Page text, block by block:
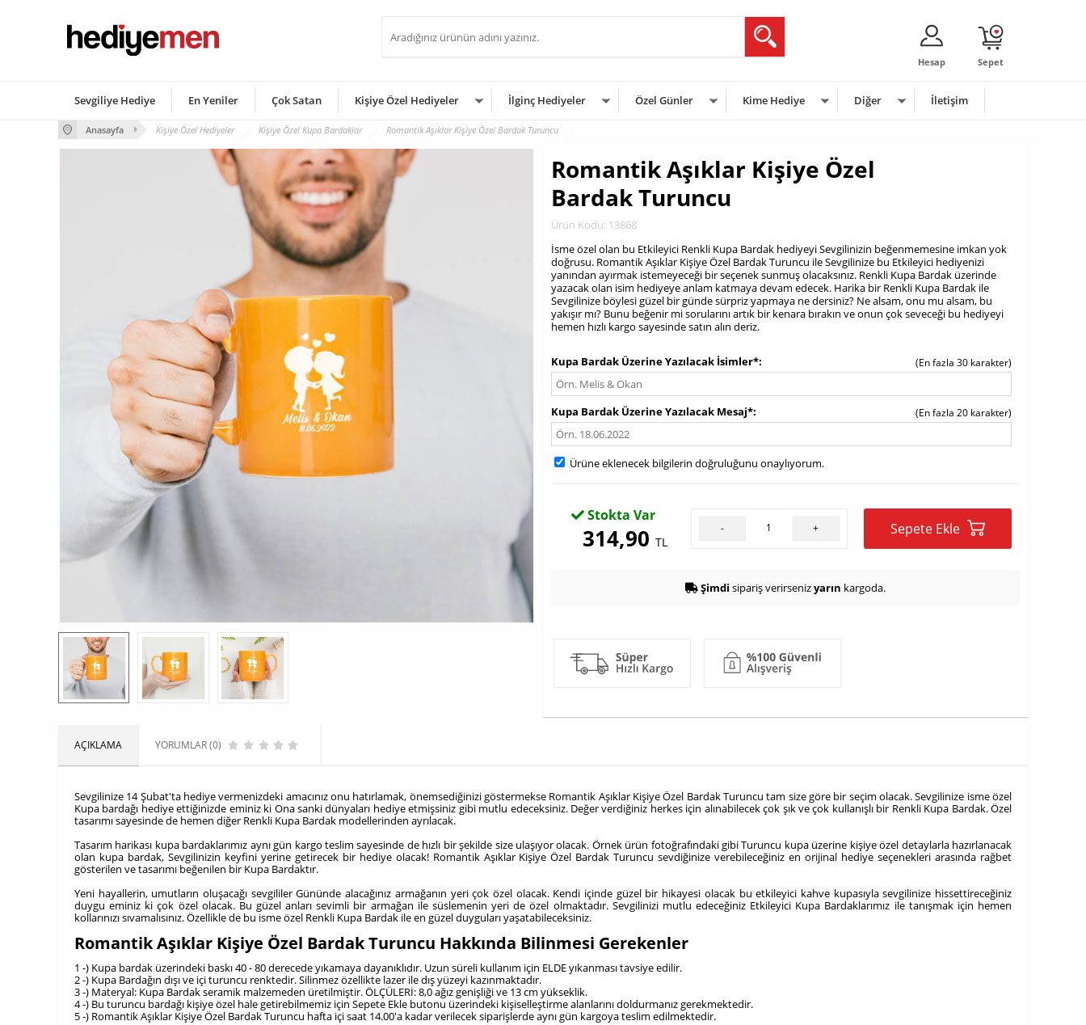
Sepet
Hesap
Sevgiliye Hediye En Yeniler Çok Satan Kişiye Özel Hediyeler İlginç Hediyeler Özel Günler Kime Hediye Diğer İletişim
Anasayfa Kişiye Özel Hediyeler Kişiye Özel Kupa Bardaklar Romantik Aşıklar Kişiye Özel Bardak Turuncu
Romantik Aşıklar Kişiye Özel
Bardak Turuncu
Ürün Kodu: 13868
İsme özel olan bu Etkileyici Renkli Kupa Bardak hediyeyi Sevgilinizin beğenmemesine imkan yok
doğrusu. Romantik Aşıklar Kişiye Özel Bardak Turuncu ile Sevgilinize bu Etkileyici hediyenizi
yanından ayırmak istemeyeceği bir seçenek sunmuş olacaksınız. Renkli Kupa Bardak üzerinde
yazacak olan isim hediyeye anlam katmaya devam edecek. Harika bir Renkli Kupa Bardak ile
Sevgilinize böylesi güzel bir günde sürpriz yapmaya ne dersiniz? Ne alsam, onu mu alsam, bu
yakışır mı? Bunu beğenir mi sorularını artık bir kenara bırakın ve onun çok seveceği bu hediyeyi
hemen hızlı kargo sayesinde satın alın deriz.
Kupa Bardak Üzerine Yazılacak İsimler*
(En fazla 30 karakter)
Kupa Bardak Üzerine Yazılacak Mesaj* (En fazla 20 karakter)
Ürüne eklenecek bilgilerin doğruluğunu onaylıyorum.
Stokta Var
314,90TL
- + Sepete Ekle
Şimdi sipariş verirsenizyarın kargoda.
AÇIKLAMA YORUMLAR (0)
Sevgilinize 14 Şubat'ta hediye vermenizdeki amacınız onu hatırlamak, önemsediğinizi göstermekse Romantik Aşıklar Kişiye Özel Bardak Turuncu tam size göre bir seçim olacak. Sevgilinize isme özel
Kupa bardağı hediye ettiğinizde eminiz ki Ona sanki dünyaları hediye etmişsiniz gibi mutlu edeceksiniz. Değer verdiğiniz herkes için alınabilecek çok şık ve çok kullanışlı bir Renkli Kupa Bardak. Özel
tasarımı sayesinde de hemen diğer Renkli Kupa Bardak modellerinden ayrılacak.
Tasarım harikası kupa bardaklarımız aynı gün kargo teslim sayesinde de hızlı bir şekilde size ulaşıyor olacak. Örnek ürün fotoğrafındaki gibi Turuncu kupa üzerine kişiye özel detaylarla hazırlanacak
olan kupa bardak, Sevgilinizin keyfini yerine getirecek bir hediye olacak! Romantik Aşıklar Kişiye Özel Bardak Turuncu sevdiğinize verebileceğiniz en orijinal hediye seçenekleri arasında rağbet
gösterilen ve tasarımı beğenilen bir Kupa Bardaktır.
Yeni hayallerin, umutların oluşacağı sevgililer Gününde alacağınız armağanın yeri çok özel olacak. Kendi içinde güzel bir hikayesi olacak bu etkileyici kahve kupasıyla sevgilinize hissettireceğiniz
duygu eminiz ki çok özel olacak. Bu güzel anları sevimli bir armağan ile süslemenin yeri de özel olmaktadır. Sevgilinizi mutlu edeceğiniz Etkileyici Kupa Bardaklarımız ile tanışmak için hemen
kollarınızı sıvamalısınız. Özellikle de bu isme özel Renkli Kupa Bardak ile en güzel duyguları yaşatabileceksiniz.
Romantik Aşıklar Kişiye Özel Bardak Turuncu Hakkında Bilinmesi Gerekenler
1 -) Kupa bardak üzerindeki baskı 40 - 80 derecede yıkamaya dayanıklıdır. Uzun süreli kullanım için ELDE yıkanması tavsiye edilir.
2 -) Kupa Bardağın dışı ve içi turuncu renktedir. Silinmez özellikte lazer ile dış yüzeyi kazınmaktadır.
3 -) Materyal: Kupa Bardak seramik malzemeden üretilmiştir. ÖLÇÜLERİ: 8,0 ağız genişliği ve 13 cm yükseklik.
4 -) Bu turuncu bardağı kişiye özel hale getirebilmemiz için Sepete Ekle butonu üzerindeki kişiselleştirme alanlarını doldurmanız gerekmektedir.
5 -) Romantik Aşıklar Kişiye Özel Bardak Turuncu hafta içi saat 14.00'a kadar verilecek siparişlerde aynı gün kargoya teslim edilmektedir.